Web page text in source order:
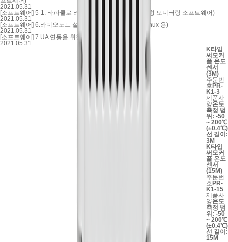
2021.05.31
[소프트웨어] 5-1. 타파쿨로 라이트 (Mac OS 용 PC 설치형 모니터링 소프트웨어)
2021.05.31
[소프트웨어] 6.라디오노드 설정 변경 터미널 (MacOS/Linux 용)
2021.05.31
[소프트웨어] 7.UA 연동을 위한 소프트웨어(아티산지원)
2021.05.31
K타입
써모커
플 온도
센서
(3M)
주문번
호 PR-
K1-3
제품사
양온도
측정 범
위: -50
~ 200℃
(±0.4℃)
선 길이:
3M
K타입
써모커
플 온도
센서
(15M)
주문번
호 PR-
K1-15
제품사
양온도
측정 범
위: -50
~ 200℃
(±0.4℃)
선 길이:
15M